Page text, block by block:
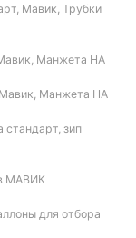
Мавик, Трубки
Манжета НА
Манжета НА
стандарт, зип
МАВИК
для отбора